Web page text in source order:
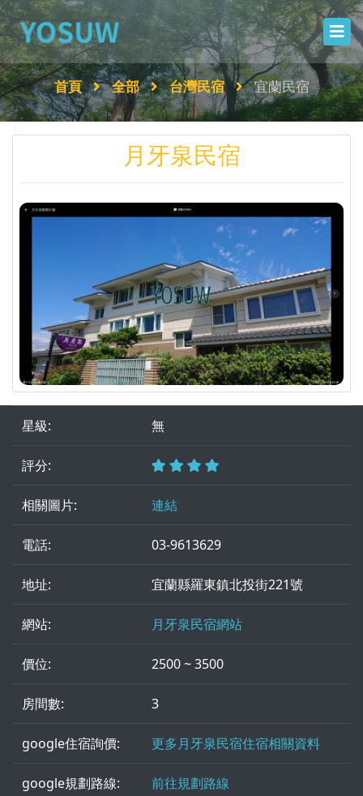
首頁 全部 台灣民宿 宜蘭民宿
月牙泉民宿
星級: 無
評分:
相關圖片: 連結
電話: 03-9613629
地址: 宜蘭縣羅東鎮北投街221號
網站: 月牙泉民宿網站
價位: 2500 ~ 3500
房間數: 3
google住宿詢價: 更多月牙泉民宿住宿相關資料
google規劃路線: 前往規劃路線